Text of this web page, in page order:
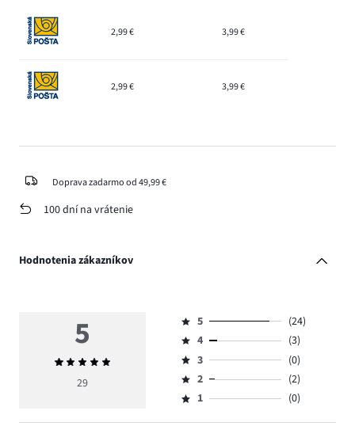
2,99 € 3,99 €
2,99 € 3,99 €
Doprava zadarmo od 49,99 €
100 dní na vrátenie
Hodnotenia zákazníkov
5
Priemerné
hodnotenie
29
Hodnotenie
5,
počet
hlasov
24.
5
(24)
Hodnotenie
4,
počet
hlasov
4
(3)
Hodnotenie
3,
počet
3
(0)
Hodnotenie
2,
2
(2)
Hodnotenie
1,
1 (0)